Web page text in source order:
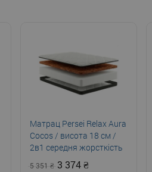
Матрац Persei Relax Aura
Cocos / висота 18 см /
2в1 середня жорсткість
+ помірно-жорсткий
5 351 3 374